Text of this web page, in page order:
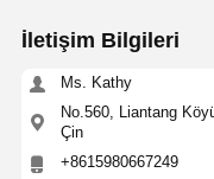
İletişim Bilgileri
Ms. Kathy
No.560, Liantang
Çin
+8615980667249